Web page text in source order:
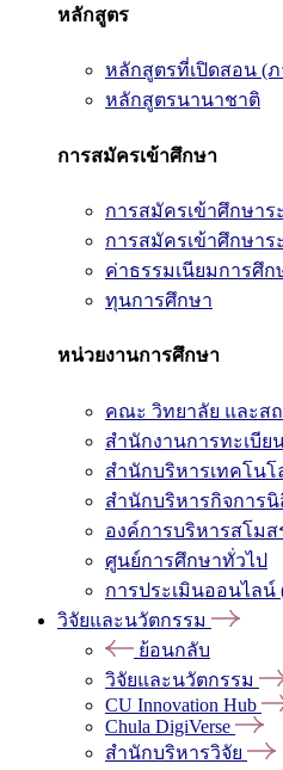
หลักสูตร
หลักสูตรที่เปิดสอน (
หลักสูตรนานาชาติ
การสมัครเข้าศึกษา
การสมัครเข้าศึกษ
การสมัครเข้าศึกษา
ค่าธรรมเนียมการศึก
ทุนการศึกษา
หน่วยงานการศึกษา
คณะ วิทยาลัย และส
สำนักงานการทะเบีย
สำนักบริหารเทคโนโ
สำนักบริหารกิจการ
องค์การบริหารสโม
ศูนย์การศึกษาทั่วไป
การประเมินออนไลน์
วิจัยและนวัตกรรม
ย้อนกลับ
วิจัยและนวัตกรรม
CU Innovation Hub
Chula DigiVerse
สำนักบริหารวิจัย